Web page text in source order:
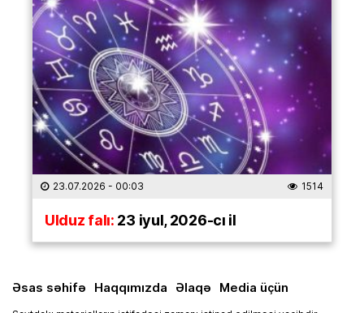
23.07.2026 - 00:03 1514
Ulduz falı:23 iyul, 2026-cı il
Əsas səhifə Haqqımızda Əlaqə Media üçün